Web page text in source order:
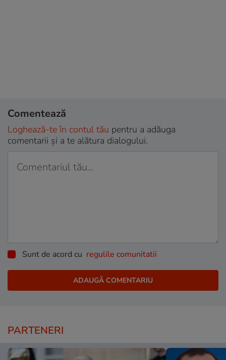
Comentează
Loghează-te în contul tău pentru a adăuga
comentarii și a te alătura dialogului.
Sunt de acord cu regulile comunitatii
PARTENERI